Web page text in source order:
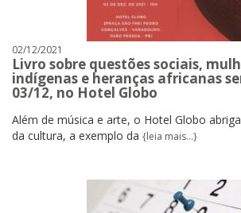
02/12/2021
Livro sobre questões sociais,
indígenas e heranças africanas
03/12, no Hotel Globo
Além de música e arte, o Hotel Globo
da cultura, a exemplo da {leia mais...}